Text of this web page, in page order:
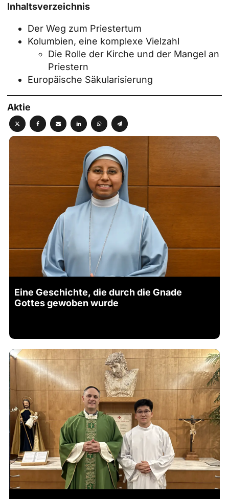
Inhaltsverzeichnis
Der Weg zum Priestertum
Kolumbien, eine komplexe Vielzahl
Die Rolle der Kirche und der Mangel an
Priestern
Europäische Säkularisierung
Aktie
Eine Geschichte, die durch die Gnade
Gottes gewoben wurde